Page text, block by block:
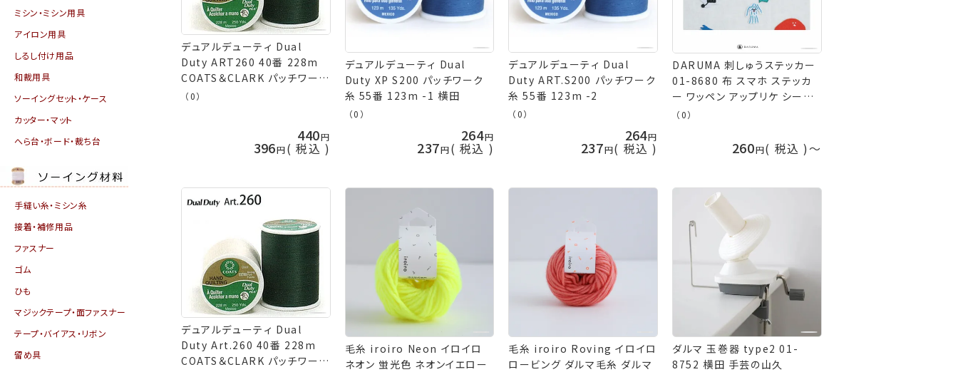
ミシン・ミシン用具
アイロン用具
しるし付け用品
和裁用具
ソーイングセット・ケース
カッター・マット
へら台・ボード・裁ち台
手縫い糸・ミシン糸
接着・補修用品
ファスナー
ゴム
ひも
マジックテープ・面ファスナー
テープ・バイアス・リボン
留め具
デュアルデューティ Dual
Duty ART260 40番 228m
COATS＆CLARK パッチワーク
糸 -1 横田 手芸の山久
（0）
440
396 税込
デュアルデューティ Dual
Duty XP S200 パッチワーク
糸 55番 123m -1 横田
（0）
264
237 税込
デュアルデューティ Dual
Duty ART.S200 パッチワーク
糸 55番 123m -2
（0）
264
237 税込
DARUMA 刺しゅうステッカー
01-8680 布 スマホ ステッカ
ー ワッペン アップリケ シール
おしゃれ かわいい 刺繍
ダルマ 手芸の山久 ネコポス可
（0）
260 税込 〜
デュアルデューティ Dual
Duty Art.260 40番 228m
COATS＆CLARK パッチワーク
毛糸 iroiro Neon イロイロ
ネオン 蛍光色 ネオンイエロー
毛糸 iroiro Roving イロイロ
ロービング ダルマ毛糸 ダルマ
ダルマ 玉巻器 type2 01-
8752 横田 手芸の山久